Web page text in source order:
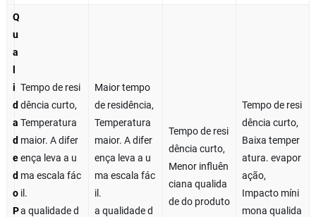
Q
u
a
l
i
d
a
d
e
d
o
P
Tempo de resi
dência curto,
Temperatura
maior. A difer
ença leva a u
ma escala fác
il.
a qualidade d
Maior tempo
de residência,
Temperatura
maior. A difer
ença leva a u
ma escala fác
il.
a qualidade d
Tempo de resi
dência curto,
Menor influên
ciana qualida
de do produto
Tempo de resi
dência curto,
Baixa temper
atura. evapor
ação,
Impacto míni
mona qualida